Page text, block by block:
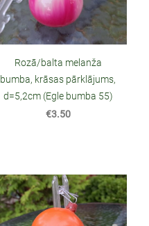
Rozā/balta melanža
bumba, krāsas pārklājums,
d=5,2cm (Egle bumba 55)
€3.50